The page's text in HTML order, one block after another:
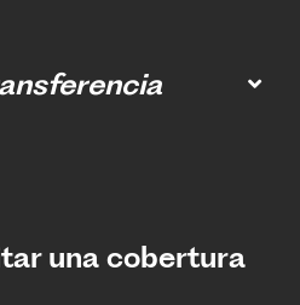
una cobertura